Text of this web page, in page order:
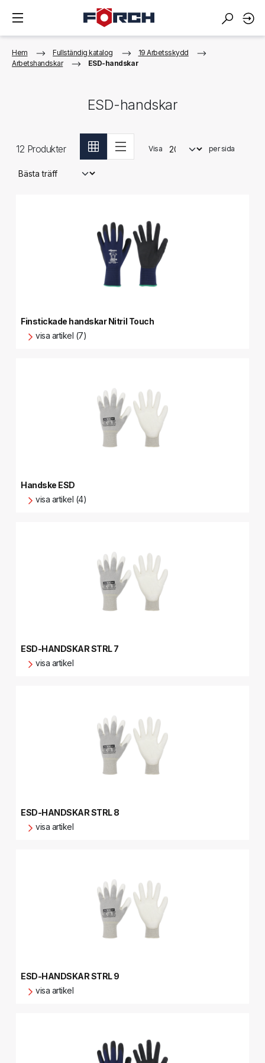
Hem Fullständig katalog
19 Arbetsskydd
Arbetshandskar
ESD-handskar
ESD-handskar
12 Produkter Visa per sida
Finstickade handskar Nitril Touch
visa artikel (7)
Handske ESD
visa artikel (4)
ESD-HANDSKAR STRL 7
visa artikel
ESD-HANDSKAR STRL 8
visa artikel
ESD-HANDSKAR STRL 9
visa artikel